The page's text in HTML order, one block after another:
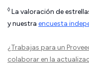
◊ La valoración de
y nuestra encuesta
¿Trabajas para un
colaborar en la